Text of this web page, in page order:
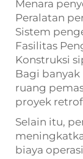
Menara
Peralatan
Sistem
Fasilitas
Konstruksi
Bagi
ruang
proyek
Selain itu,
biaya